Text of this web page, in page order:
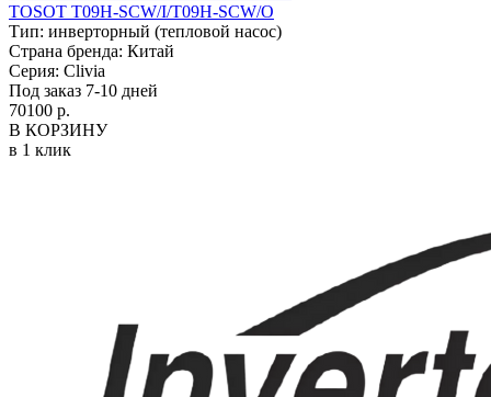
TOSOT T09H-SCW/I/T09H-SCW/O
Тип: инверторный (тепловой насос)
Страна бренда: Китай
Серия: Clivia
Под заказ 7-10 дней
70100 р.
В КОРЗИНУ
в 1 клик